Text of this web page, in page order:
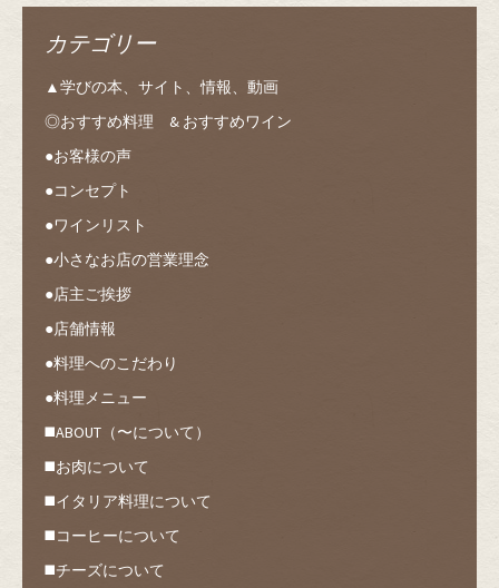
カテゴリー
▲学びの本、サイト、情報、動画
◎おすすめ料理 & おすすめワイン
●お客様の声
●コンセプト
●ワインリスト
●小さなお店の営業理念
●店主ご挨拶
●店舗情報
●料理へのこだわり
●料理メニュー
◼️ABOUT（〜について）
◼️お肉について
◼️イタリア料理について
◼️コーヒーについて
◼️チーズについて